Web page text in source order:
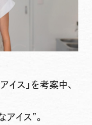
イス」 を考案中、
イス”。